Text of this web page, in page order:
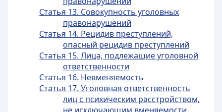
Статья 13. Совокупность уголовных
правонарушений
Статья 14. Рецидив преступлений,
опасный рецидив преступлений
Статья 15. Лица, подлежащие уголовной
ответственности
Статья 16. Невменяемость
Статья 17. Уголовная ответственность
лиц с психическим расстройством,